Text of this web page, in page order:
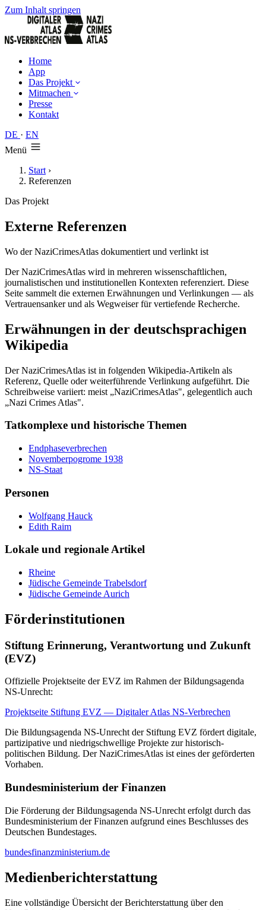
Zum Inhalt springen
Home
App
Das Projekt
Mitmachen
Presse
Kontakt
DE · EN
Menü
Start ›
Referenzen
Das Projekt
Externe Referenzen
Wo der NaziCrimesAtlas dokumentiert und verlinkt ist
Der NaziCrimesAtlas wird in mehreren wissenschaftlichen,
journalistischen und institutionellen Kontexten referenziert. Diese
Seite sammelt die externen Erwähnungen und Verlinkungen — als
Vertrauensanker und als Wegweiser für vertiefende Recherche.
Erwähnungen in der deutschsprachigen
Wikipedia
Der NaziCrimesAtlas ist in folgenden Wikipedia-Artikeln als
Referenz, Quelle oder weiterführende Verlinkung aufgeführt. Die
Schreibweise variiert: meist „NaziCrimesAtlas", gelegentlich auch
„Nazi Crimes Atlas".
Tatkomplexe und historische Themen
Endphaseverbrechen
Novemberpogrome 1938
NS-Staat
Personen
Wolfgang Hauck
Edith Raim
Lokale und regionale Artikel
Rheine
Jüdische Gemeinde Trabelsdorf
Jüdische Gemeinde Aurich
Förderinstitutionen
Stiftung Erinnerung, Verantwortung und Zukunft
(EVZ)
Offizielle Projektseite der EVZ im Rahmen der Bildungsagenda
NS-Unrecht:
Projektseite Stiftung EVZ — Digitaler Atlas NS-Verbrechen
Die Bildungsagenda NS-Unrecht der Stiftung EVZ fördert digitale,
partizipative und niedrigschwellige Projekte zur historisch-
politischen Bildung. Der NaziCrimesAtlas ist eines der geförderten
Vorhaben.
Bundesministerium der Finanzen
Die Förderung der Bildungsagenda NS-Unrecht erfolgt durch das
Bundesministerium der Finanzen aufgrund eines Beschlusses des
Deutschen Bundestages.
bundesfinanzministerium.de
Medienberichterstattung
Eine vollständige Übersicht der Berichterstattung über den